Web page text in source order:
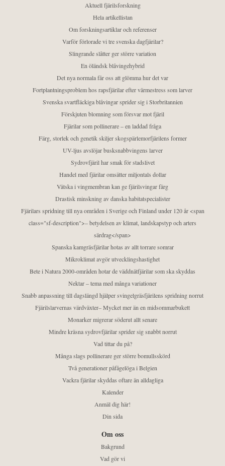
Aktuell fjärilsforskning
Hela artikellistan
Om forskningsartiklar och referenser
Varför förlorade vi tre svenska dagfjärilar?
Slingrande slåtter ger större variation
En öländsk blåvingehybrid
Det nya normala får oss att glömma hur det var
Fortplantningsproblem hos rapsfjärilar efter värmestress som larver
Svenska svartfläckiga blåvingar sprider sig i Storbritannien
Förskjuten blomning som försvar mot fjäril
Fjärilar som pollinerare – en laddad fråga
Färg, storlek och genetik skiljer skogspärlemorfjärilens former
UV-ljus avslöjar busksnabbvingens larver
Sydrovfjäril har smak för stadslivet
Handel med fjärilar omsätter miljontals dollar
Vätska i vingmembran kan ge fjärilsvingar färg
Drastisk minskning av danska habitatspecialister
Fjärilars spridning till nya områden i Sverige och Finland under 120 år <span
class="sf-description">– betydelsen av klimat, landskapstyp och arters
särdrag</span>
Spanska kamgräsfjärilar hotas av allt torrare somrar
Mikroklimat avgör utvecklingshastighet
Bete i Natura 2000-områden hotar de väddnätfjärilar som ska skyddas
Nektar – tema med många variationer
Snabb anpassning till dagslängd hjälper svingelgräsfjärilens spridning norrut
Fjärilslarvernas värdväxter– Mycket mer än en midsommarbukett
Monarker migrerar söderut allt senare
Mindre kräsna sydrovfjärilar sprider sig snabbt norrut
Vad tittar du på?
Många slags pollinerare ger större bomullsskörd
Två generationer påfågelöga i Belgien
Vackra fjärilar skyddas oftare än alldagliga
Kalender
Anmäl dig här!
Din sida
Om oss
Bakgrund
Vad gör vi